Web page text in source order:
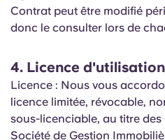
Contrat peut être modifié
donc le consulter lors de
4. Licence
Licence : Nous vous
licence limitée, révocable,
sous-licenciable, au titre
Société de Gestion